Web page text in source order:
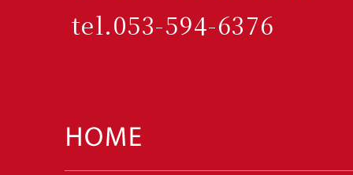
tel.053-594-6376